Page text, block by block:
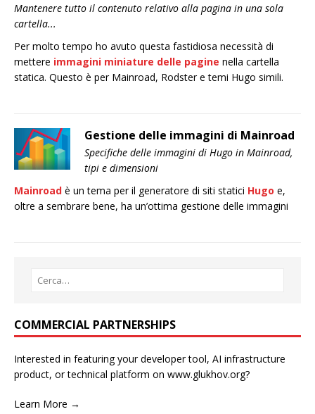
Mantenere tutto il contenuto relativo alla pagina in una sola
cartella...
Per molto tempo ho avuto questa fastidiosa necessità di
mettere immagini miniature delle pagine nella cartella
statica. Questo è per Mainroad, Rodster e temi Hugo simili.
Gestione delle immagini di Mainroad
Specifiche delle immagini di Hugo in Mainroad,
tipi e dimensioni
Mainroad è un tema per il generatore di siti statici Hugo e,
oltre a sembrare bene, ha un’ottima gestione delle immagini
COMMERCIAL PARTNERSHIPS
Interested in featuring your developer tool, AI infrastructure
product, or technical platform on www.glukhov.org?
Learn More →